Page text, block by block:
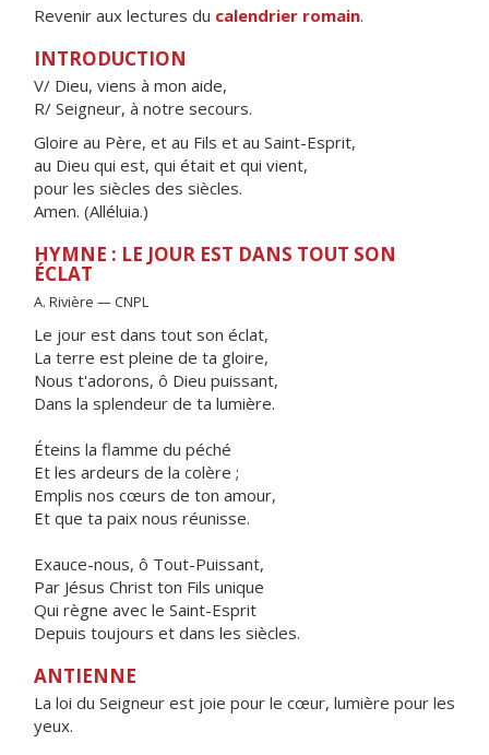
Revenir aux lectures du calendrier romain.
INTRODUCTION
V/ Dieu, viens à mon aide,
R/ Seigneur, à notre secours.
Gloire au Père, et au Fils et au Saint-Esprit,
au Dieu qui est, qui était et qui vient,
pour les siècles des siècles.
Amen. (Alléluia.)
HYMNE : LE JOUR EST DANS TOUT SON
ÉCLAT
A. Rivière — CNPL
Le jour est dans tout son éclat,
La terre est pleine de ta gloire,
Nous t'adorons, ô Dieu puissant,
Dans la splendeur de ta lumière.
Éteins la flamme du péché
Et les ardeurs de la colère ;
Emplis nos cœurs de ton amour,
Et que ta paix nous réunisse.
Exauce-nous, ô Tout-Puissant,
Par Jésus Christ ton Fils unique
Qui règne avec le Saint-Esprit
Depuis toujours et dans les siècles.
ANTIENNE
La loi du Seigneur est joie pour le cœur, lumière pour les
yeux.